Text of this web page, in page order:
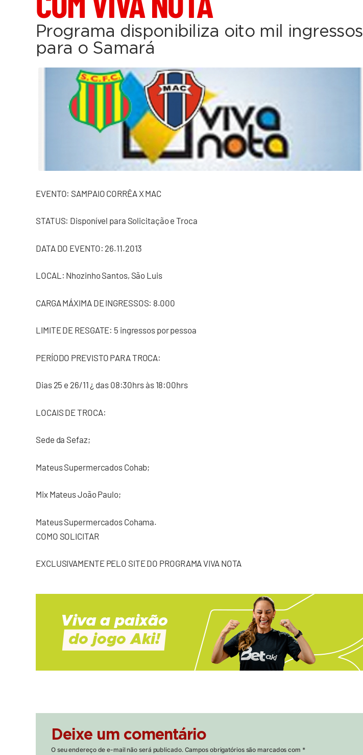
Programa disponibiliza oito mil ingressos
para o Samará
EVENTO: SAMPAIO CORRÊA X MAC
STATUS: Disponível para Solicitação e Troca
DATA DO EVENTO: 26.11.2013
LOCAL: Nhozinho Santos, São Luis
CARGA MÁXIMA DE INGRESSOS: 8.000
LIMITE DE RESGATE: 5 ingressos por pessoa
PERÍODO PREVISTO PARA TROCA:
Dias 25 e 26/11 ¿ das 08:30hrs às 18:00hrs
LOCAIS DE TROCA:
Sede da Sefaz;
Mateus Supermercados Cohab;
Mix Mateus João Paulo;
Mateus Supermercados Cohama.
COMO SOLICITAR
EXCLUSIVAMENTE PELO SITE DO PROGRAMA VIVA NOTA
Deixe um comentário
O seu endereço de e-mail não será publicado. Campos obrigatórios são marcados com *